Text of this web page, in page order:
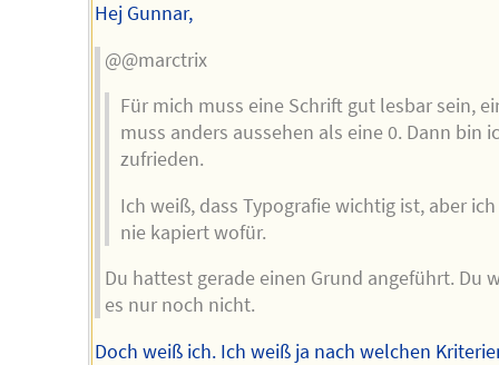
Hej Gunnar,
@@marctrix
Für mich muss eine Schrift gut lesbar sein,
muss anders aussehen als eine 0. Dann bin
zufrieden.
Ich weiß, dass Typografie wichtig ist, aber
nie kapiert wofür.
Du hattest gerade einen Grund angeführt. Du
es nur noch nicht.
Doch weiß ich. Ich weiß ja nach welchen